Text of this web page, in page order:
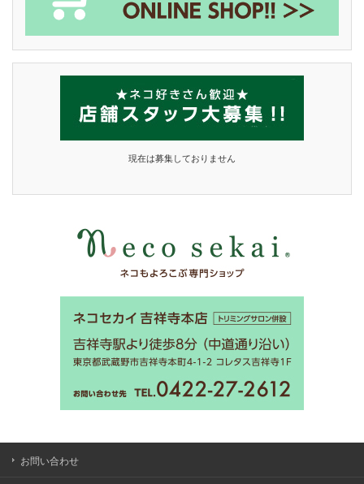
現在は募集しておりません
お問い合わせ